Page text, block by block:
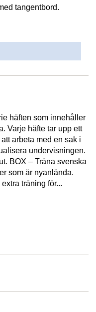
tangentbord.
häften som innehåller
Varje häfte tar upp ett
arbeta med en sak i
undervisningen.
BOX – Träna svenska
som är nyanlända.
träning för...